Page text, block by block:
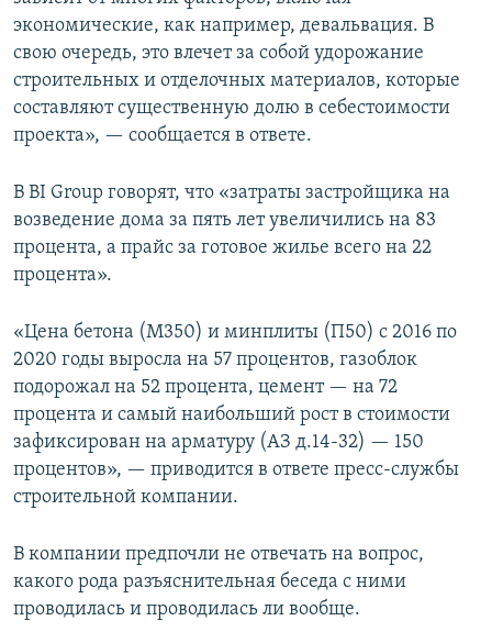
экономические, как например, девальвация. В
свою очередь, это влечет за собой удорожание
строительных и отделочных материалов, которые
составляют существенную долю в себестоимости
проекта», — сообщается в ответе.
В BI Group говорят, что «затраты застройщика на
возведение дома за пять лет увеличились на 83
процента, а прайс за готовое жилье всего на 22
процента».
«Цена бетона (М350) и минплиты (П50) с 2016 по
2020 годы выросла на 57 процентов, газоблок
подорожал на 52 процента, цемент — на 72
процента и самый наибольший рост в стоимости
зафиксирован на арматуру (АЗ д.14-32) — 150
процентов», — приводится в ответе пресс-службы
строительной компании.
В компании предпочли не отвечать на вопрос,
какого рода разъяснительная беседа с ними
проводилась и проводилась ли вообще.